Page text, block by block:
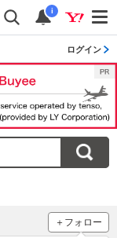
i
ログイン
＋フォロー